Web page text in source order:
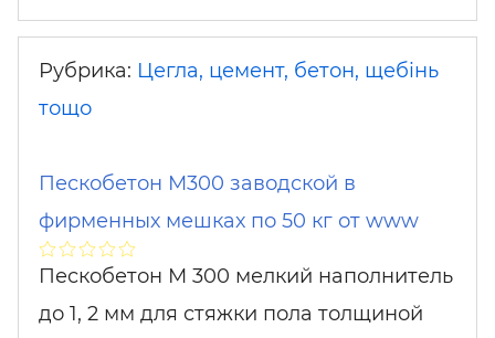
Рубрика: Цегла, цемент, бетон, щебінь
тощо
Пескобетон М300 заводской в
фирменных мешках по 50 кг от www
Пескобетон М 300 мелкий наполнитель
до 1, 2 мм для стяжки пола толщиной